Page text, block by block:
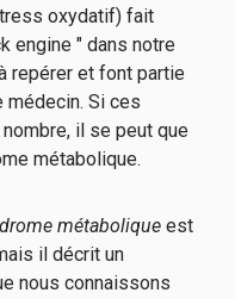
oxydatif) fait
engine " dans notre
repérer et font partie
Si ces
il se peut que
métabolique.
métabolique est
il décrit un
nous connaissons